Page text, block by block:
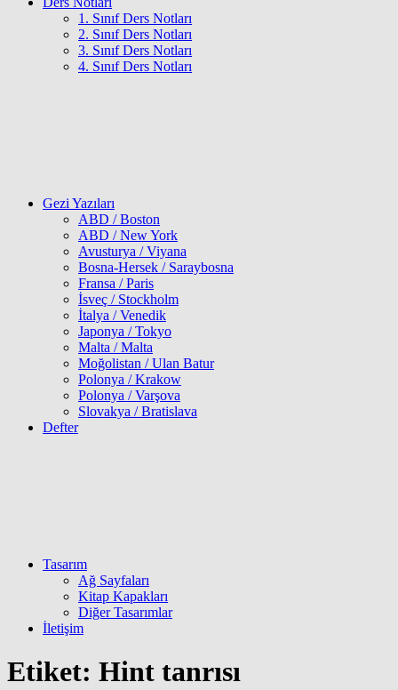
1. Sınıf Ders Notları
2. Sınıf Ders Notları
3. Sınıf Ders Notları
4. Sınıf Ders Notları
Gezi Yazıları
ABD / Boston
ABD / New York
Avusturya / Viyana
Bosna-Hersek / Saraybosna
Fransa / Paris
İsveç / Stockholm
İtalya / Venedik
Japonya / Tokyo
Malta / Malta
Moğolistan / Ulan Batur
Polonya / Krakow
Polonya / Varşova
Slovakya / Bratislava
Defter
Tasarım
Ağ Sayfaları
Kitap Kapakları
Diğer Tasarımlar
İletişim
Etiket: Hint tanrısı